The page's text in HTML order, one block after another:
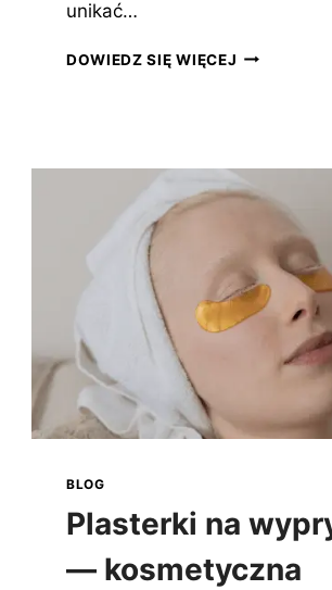
unikać…
DOWIEDZ SIĘ WIĘCEJ KREM
BLOG
Plasterki na
— kosmetyczna